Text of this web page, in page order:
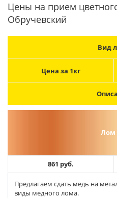
Цены на прием
Обручевский
Вид
Цена за 1кг
Лом
861 руб.
Предлагаем сдать медь на
виды медного лома.